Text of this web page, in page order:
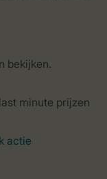
bekijken.
minute prijzen
actie